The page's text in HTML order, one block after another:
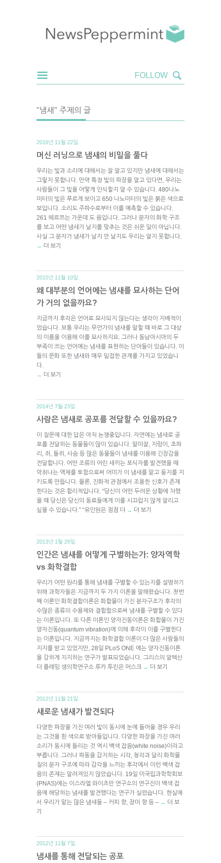
"냄새" 주제의 글
2016년 11월 22일.
머신 러닝으로 냄새의 비밀을 풀다
우리는 빛과 소리에 대해서는 잘 알고 있지만 냄새에 대해서는
그렇지 못합니다. 만약 특정 빛의 파장을 알고 있다면, 우리는
사람들이 그 빛을 어떻게 인식할지 알 수 있습니다. 480나노
미터의 빛은 푸르게 보이고 650 나노미터의 빛은 붉은 색으로
보입니다. 소리도 주파수로부터 이를 예측할 수 있습니다.
261 헤르쯔는 가운데 도 음입니다. 그러나 분자의 화학 구조
를 보고 어떤 냄새가 날지를 맞추는 것은 쉬운 일이 아닙니다.
사실 그 분자가 냄새가 날지 안 날지도 우리는 알지 못합니다.
→ 더 보기
2015년 11월 10일.
왜 대부분의 언어에는 냄새를 묘사하는 단어
가 거의 없을까요?
지금까지 후각은 언어로 묘사되지 않는다는 생각이 지배적이
었습니다. 보통 우리는 무언가의 냄새를 말할 때 바로 그 대상
의 이름을 이용해 이를 묘사하지요. 그러나 동남아시아의 두
부족이 쓰는 언어에는 냄새를 표현하는 단어들이 있습니다. 이
들의 문화 또한 냄새와 매우 밀접한 관계를 가지고 있었습니
다.
→ 더 보기
2014년 7월 23일.
사람은 냄새로 공포를 전달할 수 있을까요?
이 질문에 대한 답은 아직 논쟁중입니다. 자연에는 냄새로 공
포를 전달하는 동물들이 많이 있습니다. 말미잘, 지렁이, 초파
리, 쥐, 들쥐, 사슴 등 많은 동물들이 냄새를 이용해 긴장감을
전달합니다. 어떤 조류의 어린 새끼는 포식자를 발견했을 때
악취나는 액체를 토함으로써 어미가 이 냄새를 맡고 둥지를 지
키도록 만듭니다. 물론, 진화적 관점에서 조용한 신호가 존재
한다는 것은 합리적입니다. “당신이 어떤 두려운 상황에 처했
을 때 당신은 당신의 동료들에게 이를 시끄럽지 않게 알리고
싶을 수 있습니다.” “유인원은 점점 더 → 더 보기
2013년 1월 29일.
인간은 냄새를 어떻게 구별하는가: 양자역학
vs 화학결합
우리가 어떤 원리를 통해 냄새를 구별할 수 있는지를 설명하기
위해 과학자들은 지금까지 두 가지 이론을 말해왔습니다. 첫번
째 이론인 화학결합이론은 화합물이 가진 분자구조가 후각의
수많은 종류의 수용체와 결합함으로써 냄새를 구별할 수 있다
는 이론입니다. 또 다른 이론인 양자진동이론은 화합물이 가진
양자진동(quantum vibration)에 의해 후각이 이를 구별한다
는 이론입니다. 지금까지는 화학결합 이론이 더 많은 사람들의
지지를 받고 있었지만, 28일 PLoS ONE 에는 양자진동이론
을 강하게 지지하는 연구가 발표되었습니다. 그리스의 알렉산
더 플레밍 생의학연구소 루카 투린은 머스크 → 더 보기
2012년 11월 21일.
새로운 냄새가 발견되다
다양한 파장을 가진 여러 빛이 동시에 눈에 들어올 경우 우리
는 그것을 흰 색으로 받아들입니다. 다양한 파장을 가진 여러
소리가 동시에 들리는 것 역시 백색 잡음(white noise)이라고
부릅니다. 그러나 파동을 감지하는 시각, 청각과 달리 화학물
질의 분자 구조에 따라 감각을 느끼는 후각에서 이런 백색 잡
음의 존재는 알려져있지 않았습니다. 19일 미국립과학학회보
(PNAS)에는 이스라엘 와이츠만 연구소의 연구진이 백색 잡
음에 해당하는 냄새를 발견했다는 연구가 실렸습니다. 현실에
서 우리가 맡는 많은 냄새들 – 커피 향, 장미 향 등 – → 더 보
기
2012년 11월 7일.
냄새를 통해 전달되는 공포